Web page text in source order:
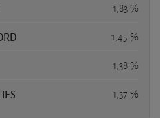
1,83 %
1,45 %
1,38 %
1,37 %